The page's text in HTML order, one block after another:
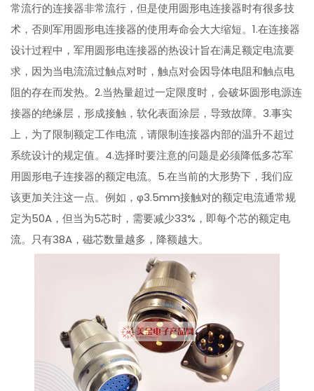
常流行的连接器非常流行，但是使用圆形电连接器时有很多技
术，否则军用圆形电连接器的使用寿命会大大缩短。1.在连接器
设计过程中，军用圆形电连接器的热设计旨在满足额定电流要
求，因为当电流流过触点对时，触点对会因导体电阻和触点电
阻的存在而发热。2.当热量超过一定限度时，会破坏圆形电源连
接器的绝缘层，形成接触，软化表面涂层，导致故障。3.事实
上，为了限制额定工作电流，请限制连接器内部的温升不超过
系统设计的规定值。4.选择时要注意的问题是必须降低多芯军
用圆形电子连接器的额定电流。5.在当前的大形势下，我们应
该更加关注这一点。例如，φ3.5mm接触对的额定电流通常规
定为50A，但当为5芯时，需要减少33%，即每个芯的额定电
流。只有38A，磁芯数量越多，降额越大。